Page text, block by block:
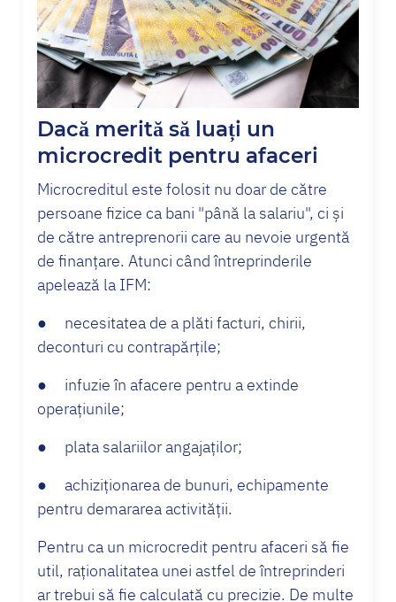
Dacă merită să luați un
microcredit pentru afaceri
Microcreditul este folosit nu doar de către
persoane fizice ca bani "până la salariu", ci și
de către antreprenorii care au nevoie urgentă
de finanțare. Atunci când întreprinderile
apelează la IFM:
● necesitatea de a plăti facturi, chirii,
deconturi cu contrapărțile;
● infuzie în afacere pentru a extinde
operațiunile;
● plata salariilor angajaților;
● achiziționarea de bunuri, echipamente
pentru demararea activității.
Pentru ca un microcredit pentru afaceri să fie
util, raționalitatea unei astfel de întreprinderi
ar trebui să fie calculată cu precizie. De multe